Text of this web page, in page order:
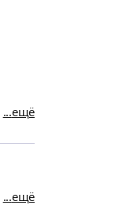
ещё
ещё